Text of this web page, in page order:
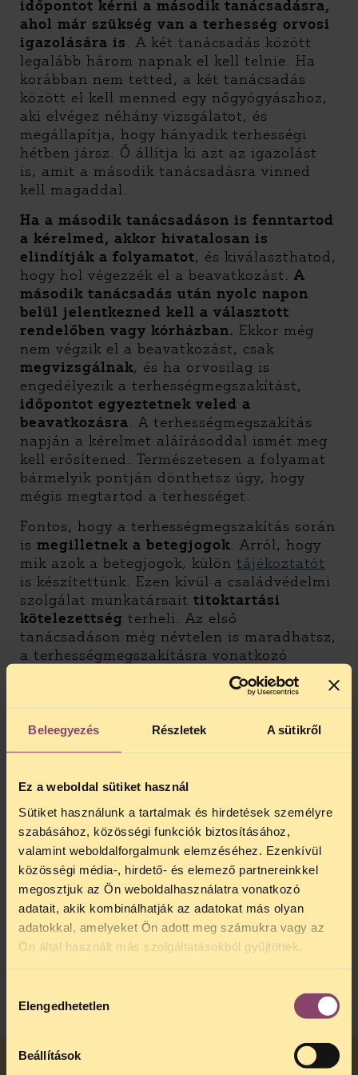
Beleegyezés Részletek A sütikről
Ez a weboldal sütiket használ
Sütiket használunk a tartalmak és hirdetések személyre
szabásához, közösségi funkciók biztosításához,
valamint weboldalforgalmunk elemzéséhez. Ezenkívül
közösségi média-, hirdető- és elemező partnereinkkel
megosztjuk az Ön weboldalhasználatra vonatkozó
adatait, akik kombinálhatják az adatokat más olyan
adatokkal, amelyeket Ön adott meg számukra vagy az
Ön által használt más szolgáltatásokból gyűjtöttek.
kiválasztása
Elengedhetetlen
Beállítások
időpontot kérni a második tanácsadásra,
ahol már szükség van a terhesség orvosi
igazolására is. A két tanácsadás között
legalább három napnak el kell telnie. Ha
korábban nem tetted, a két tanácsadás
között el kell menned egy nőgyógyászhoz,
aki elvégez néhány vizsgálatot, és
megállapítja, hogy hányadik terhességi
hétben jársz. Ő állítja ki azt az igazolást
is, amit a második tanácsadásra vinned
kell magaddal.
Ha a második tanácsadáson is fenntartod
a kérelmed, akkor hivatalosan is
elindítják a folyamatot, és kiválaszthatod,
hogy hol végezzék el a beavatkozást. A
második tanácsadás után nyolc napon
belül jelentkezned kell a választott
rendelőben vagy kórházban. Ekkor még
nem végzik el a beavatkozást, csak
megvizsgálnak, és ha orvosilag is
engedélyezik a terhességmegszakítást,
időpontot egyeztetnek veled a
beavatkozásra. A terhességmegszakítás
napján a kérelmet aláírásoddal ismét meg
kell erősítened. Természetesen a folyamat
bármelyik pontján dönthetsz úgy, hogy
mégis megtartod a terhességet.
Fontos, hogy a terhességmegszakítás során
is megilletnek a betegjogok. Arról, hogy
mik azok a betegjogok, külön tájékoztatót
is készítettünk. Ezen kívül a családvédelmi
szolgálat munkatársait titoktartási
kötelezettség terheli. Az első
tanácsadáson még névtelen is maradhatsz,
a terhességmegszakításra vonatkozó
hivatalos kérelmet viszont csak akkor
állítják ki, ha megadod a személyes
adataidat.
Ebben a részben leírjuk, hogy milyen
teendőid vannak, ha szeretnéd
megszakítani a terhességet, és
végigvezetünk a teljes folyamaton. Külön
kitérünk arra is, hogy miben más a
folyamat akkor, ha szexuális erőszak
áldozata vagy.
Hogyan tudok bejelentkezni a családvédelmi
szolgálathoz tanácsadásra?